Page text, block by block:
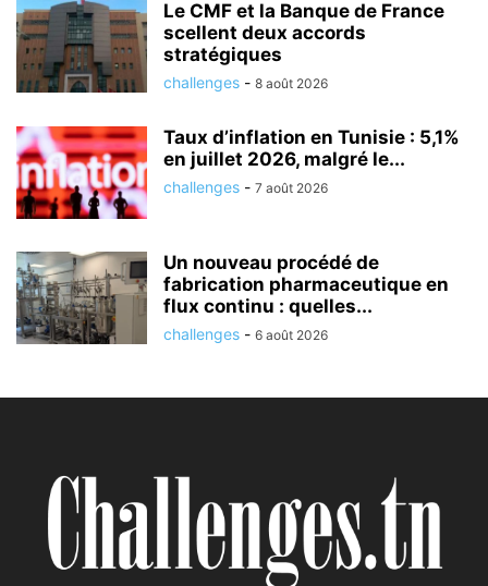
Le CMF et la Banque de France
scellent deux accords
stratégiques
challenges - 8 août 2026
Taux d’inflation en Tunisie : 5,1%
en juillet 2026, malgré le...
challenges - 7 août 2026
Un nouveau procédé de
fabrication pharmaceutique en
flux continu : quelles...
challenges - 6 août 2026